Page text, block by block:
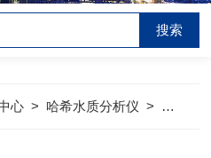
心 > 哈希水质分析仪 > 哈希